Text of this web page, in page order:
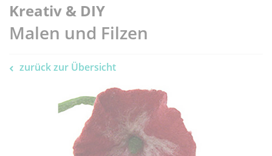
Kreativ & DIY
Malen und Filzen
zurück zur Übersicht